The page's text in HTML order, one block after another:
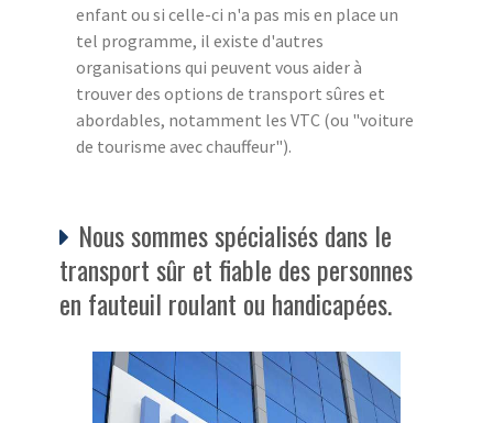
enfant ou si celle-ci n'a pas mis en place un
tel programme, il existe d'autres
organisations qui peuvent vous aider à
trouver des options de transport sûres et
abordables, notamment les VTC (ou "voiture
de tourisme avec chauffeur").
Nous sommes spécialisés dans le
transport sûr et fiable des personnes
en fauteuil roulant ou handicapées.